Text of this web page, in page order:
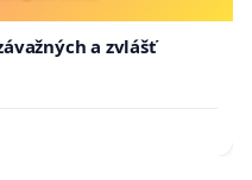
a zvlášť